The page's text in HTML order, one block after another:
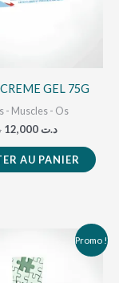
GEL 75G
- Muscles - Os
د.ت
AU PANIER
Promo !
initial
était :